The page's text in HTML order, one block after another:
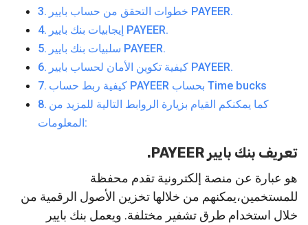
خطوات التحقق من حساب بايير PAYEER.
إيجابيات بنك بايير PAYEER.
سلبيات بنك بايير PAYEER.
كيفية تكوين الأمان لحساب بايير PAYEER.
كيفية ربط حساب PAYEER بحساب Time bucks
كما يمكنكم القيام بزيارة الروابط التالية للمزيد من
المعلومات:
تعريف بنك بايير PAYEER.
هو عبارة عن منصة إلكترونية تقدم محفظة
للمستخمين،يمكنهم من خلالها تخزين الأصول الرقمية من
خلال استخدام طرق تشفير مختلفة. ويعمل بنك بايير